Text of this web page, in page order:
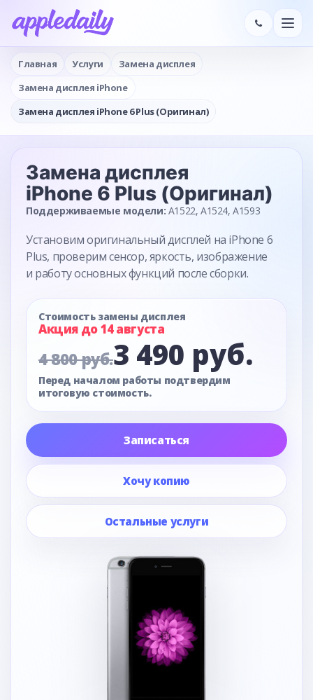
Главная Услуги
Замена дисплея
Замена дисплея iPhone
Замена дисплея iPhone 6 Plus (Оригинал)
Замена дисплея
iPhone 6 Plus (Оригинал)
Поддерживаемые модели: A1522, A1524, A1593
Установим оригинальный дисплей на iPhone 6
Plus, проверим сенсор, яркость, изображение
и работу основных функций после сборки.
Стоимость замены дисплея
Акция до 14 августа
4 800 руб.3 490 руб.
Перед началом работы подтвердим
итоговую стоимость.
Записаться
Хочу копию
Остальные услуги